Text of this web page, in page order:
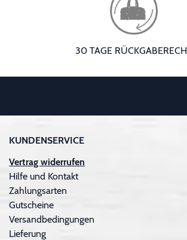
30 TAGE
KUNDENSERVICE
Vertrag widerrufen
Hilfe und Kontakt
Zahlungsarten
Gutscheine
Versandbedingungen
Lieferung